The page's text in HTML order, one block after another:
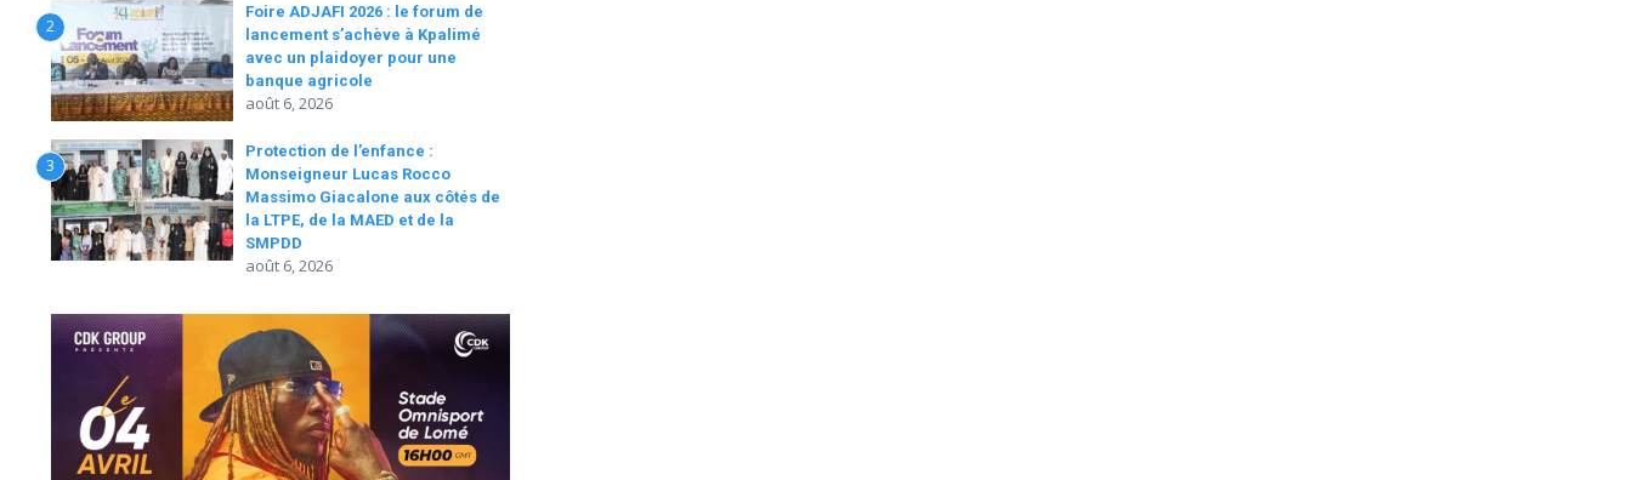
2
Foire ADJAFI 2026 : le forum de
lancement s’achève à Kpalimé
avec un plaidoyer pour une
banque agricole
août 6, 2026
3
Protection de l’enfance :
Monseigneur Lucas Rocco
Massimo Giacalone aux côtés de
la LTPE, de la MAED et de la
SMPDD
août 6, 2026